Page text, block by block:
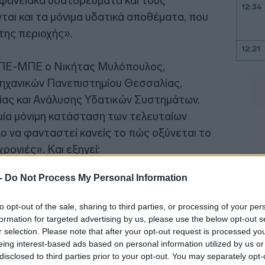
Do Not Process My Personal Information
opt-out of the sale, sharing to third parties, or processing of your
for targeted advertising by us, please use the below opt-out
selection. Please note that after your opt-out request is processed
interest-based ads based on personal information utilized by us
to third parties prior to your opt-out. You may separately
και τα μόνιμα υδατικά αποθέματα, που
περιοχής».
ΜΠΕ ο Νικήτας Μυλόπουλος,
Πανεπιστημίου Θεσσαλίας,
και Ανάλυσης Υδατικών Συστημάτων.
μόνιμη κατάσταση των τελευταίων
να φανταστεί κανείς το πώς οξύνεται το
Και εξηγεί:
12:34
12:21
11:51
11:37